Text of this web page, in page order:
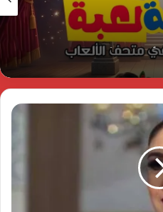
بدأت على خشبة
أيام العيد